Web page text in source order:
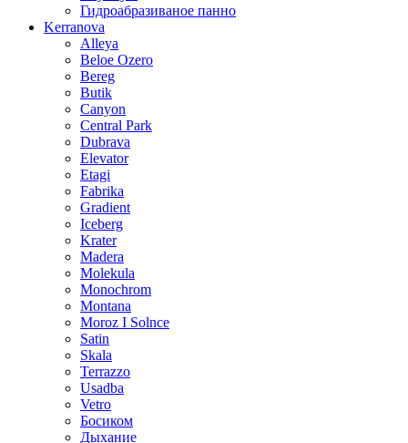
Гидроабразиваное панно
Kerranova
Alleya
Beloe Ozero
Bereg
Butik
Canyon
Central Park
Dubrava
Elevator
Etagi
Fabrika
Gradient
Iceberg
Krater
Madera
Molekula
Monochrom
Montana
Moroz I Solnce
Satin
Skala
Terrazzo
Usadba
Vetro
Босиком
Дыхание